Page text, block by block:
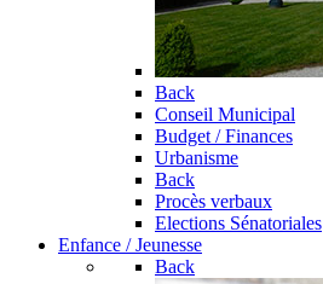
Back
Conseil Municipal
Budget / Finances
Urbanisme
Back
Procès verbaux
Elections Sénatoriales
Enfance / Jeunesse
Back